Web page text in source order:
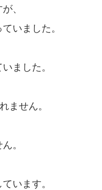
、
いました。
ました。
ません。
。
います。